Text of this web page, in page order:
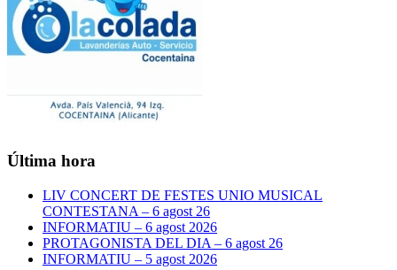
Última hora
LIV CONCERT DE FESTES UNIO MUSICAL
CONTESTANA – 6 agost 26
INFORMATIU – 6 agost 2026
PROTAGONISTA DEL DIA – 6 agost 26
INFORMATIU – 5 agost 2026